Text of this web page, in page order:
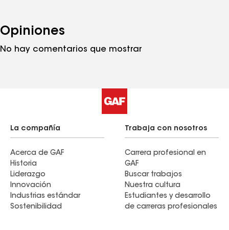
Opiniones
No hay comentarios que mostrar
La compañía
Acerca de GAF
Historia
Liderazgo
Innovación
Industrias estándar
Sostenibilidad
Trabaja con nosotros
Carrera profesional en
GAF
Buscar trabajos
Nuestra cultura
Estudiantes y desarrollo
de carreras profesionales